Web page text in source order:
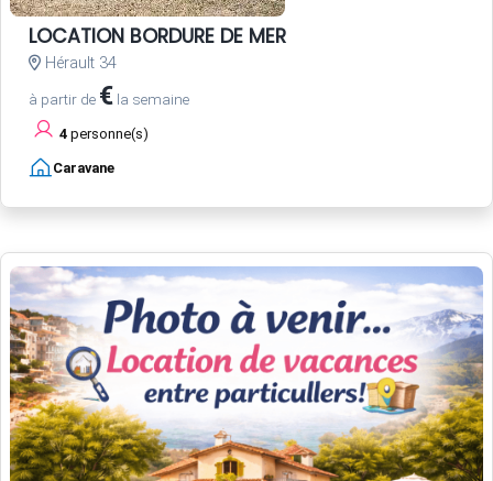
LOCATION BORDURE DE MER
Hérault 34
à partir de € la semaine
4 personne(s)
Caravane